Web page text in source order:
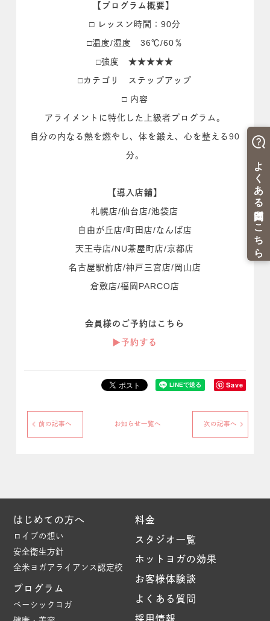
【プログラム概要】
□ レッスン時間：90分
□温度/湿度 36℃/60％
□強度 ★★★★★
□カテゴリ ステップアップ
□ 内容
アライメントに特化した上級者プログラム。
自分の内なる熱を燃やし、体を鍛え、心を整える90
分。
【導入店舗】
札幌店/仙台店/池袋店
自由が丘店/町田店/なんば店
天王寺店/NU茶屋町店/京都店
名古屋駅前店/神戸三宮店/岡山店
倉敷店/福岡PARCO店
会員様のご予約はこちら
▶︎予約する
Save
前の記事へ お知らせ一覧へ 次の記事へ
はじめての方へ
ロイブの想い
安全衛生方針
全米ヨガアライアンス認定校
プログラム
ベーシックヨガ
料金
スタジオ一覧
ホットヨガの効果
お客様体験談
よくある質問
採用情報